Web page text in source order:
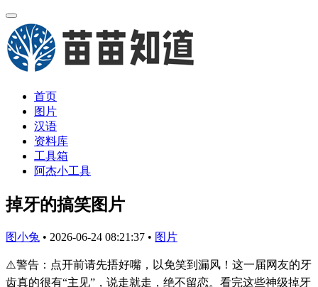
首页
图片
汉语
资料库
工具箱
阿杰小工具
掉牙的搞笑图片
图小兔 • 2026-06-24 08:21:37 • 图片
⚠️警告：点开前请先捂好嘴，以免笑到漏风！这一届网友的牙
齿真的很有“主见”，说走就走，绝不留恋。看完这些神级掉牙